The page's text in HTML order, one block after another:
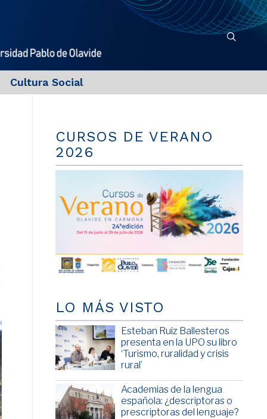
Cultura Social
CURSOS DE VERANO
2026
LO MÁS VISTO
Esteban Ruiz Ballesteros
presenta en la UPO su libro
‘Turismo, ruralidad y crisis
rural’
Academias de la lengua
española: ¿descriptoras o
prescriptoras del lenguaje?